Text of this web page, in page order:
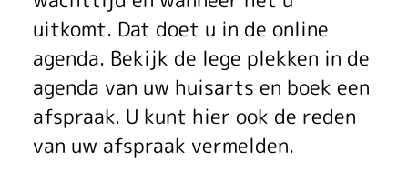
uitkomt. Dat doet u in de online
agenda. Bekijk de lege plekken in de
agenda van uw huisarts en boek een
afspraak. U kunt hier ook de reden
van uw afspraak vermelden.